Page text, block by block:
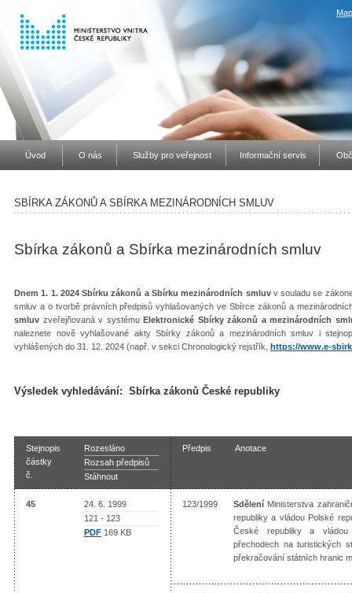
Úvod O nás Služby pro veřejnost Informační servis
SBÍRKA ZÁKONŮ A SBÍRKA MEZINÁRODNÍCH SMLUV
Sbírka zákonů a Sbírka mezinárodních smluv
Dnem 1. 1. 2024 Sbírku zákonů a Sbírku mezinárodních smluvv souladu se
smluv a o tvorbě právních předpisů vyhlašovaných ve Sbírce zákonů a
smluv zveřejňovaná v systémuElektronické Sbírky zákonů a mezinárodních
naleznete nově vyhlašované akty Sbírky zákonů a mezinárodních smluv i
vyhlášených do 31. 12. 2024 (např. v sekci Chronologický rejstřík, https://www.e-
Výsledek vyhledávání: Sbírka zákonů České republiky
Stejnopis
částky
č.
Rozesláno
Rozsah předpisů
Stáhnout
Předpis Anotace
45
24. 6. 1999
121 - 123
PDF 169 KB
123/1999 Sdělení Ministerstva
republiky a vládou Polské
České republiky a vládou
přechodech na turistických
překračování státních hranic